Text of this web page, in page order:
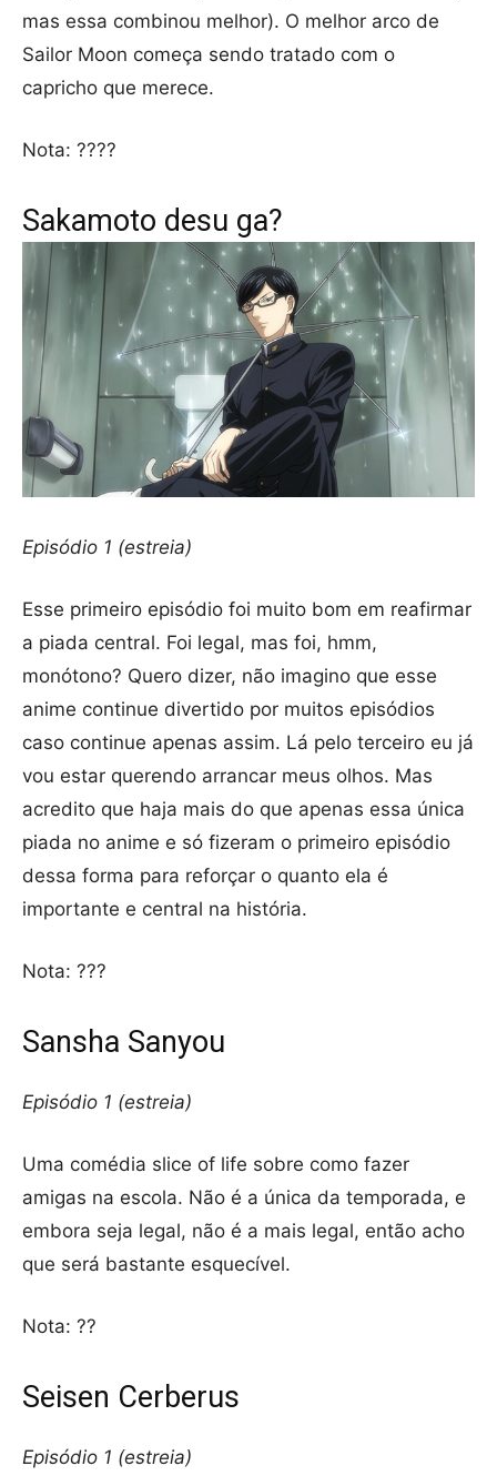
mas essa combinou melhor). O melhor arco de
Sailor Moon começa sendo tratado com o
capricho que merece.
Nota: ????
Sakamoto desu ga?
Episódio 1 (estreia)
Esse primeiro episódio foi muito bom em reafirmar
a piada central. Foi legal, mas foi, hmm,
monótono? Quero dizer, não imagino que esse
anime continue divertido por muitos episódios
caso continue apenas assim. Lá pelo terceiro eu já
vou estar querendo arrancar meus olhos. Mas
acredito que haja mais do que apenas essa única
piada no anime e só fizeram o primeiro episódio
dessa forma para reforçar o quanto ela é
importante e central na história.
Nota: ???
Sansha Sanyou
Episódio 1 (estreia)
Uma comédia slice of life sobre como fazer
amigas na escola. Não é a única da temporada, e
embora seja legal, não é a mais legal, então acho
que será bastante esquecível.
Nota: ??
Seisen Cerberus
Episódio 1 (estreia)